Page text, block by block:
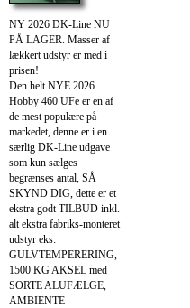
NY 2026 DK-Line NU
PÅ LAGER. Masser af
lækkert udstyr er med i
prisen!
Den helt NYE 2026
Hobby 460 UFe er en af
de mest populære på
markedet, denne er i en
særlig DK-Line udgave
som kun sælges
begrænses antal, SÅ
SKYND DIG, dette er et
ekstra godt TILBUD inkl.
alt ekstra fabriks-monteret
udstyr eks:
GULVTEMPERERING,
1500 KG AKSEL med
SORTE ALUFÆLGE,
AMBIENTE